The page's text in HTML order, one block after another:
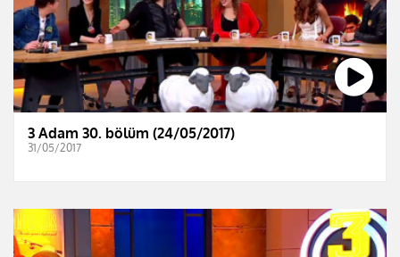
3 Adam 30. bölüm (24/05/2017)
31/05/2017